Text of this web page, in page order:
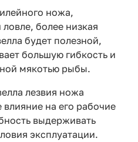
ножа,
более низкая
будет полезной,
большую гибкость и
мякотью рыбы.
лезвия ножа
на его рабочие
выдерживать
эксплуатации.